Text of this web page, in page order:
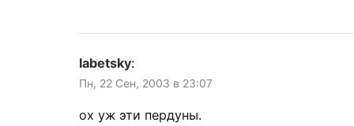
labetsky:
Пн, 22 Сен, 2003 в 23:07
ох уж эти пердуны.